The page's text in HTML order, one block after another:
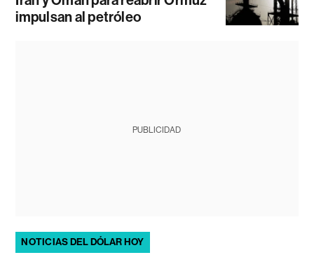
impulsan al petróleo
PUBLICIDAD
NOTICIAS DEL DÓLAR HOY